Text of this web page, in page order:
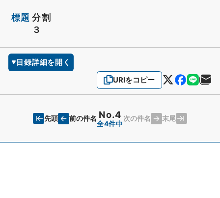
標題 分割
３
目録詳細を開く
URIをコピー
先頭 前の件名 No.4
全4件中
次の件名 末尾